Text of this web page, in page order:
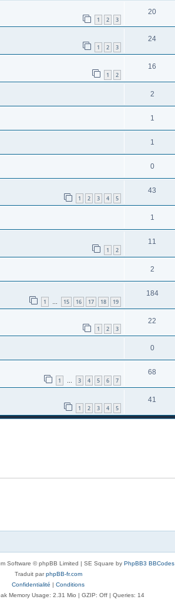
1 2 3
20
1 2 3
24
1 2
16
2
1
1
0
1 2 3 4 5
43
1
1 2
11
2
1 … 15 16 17 18 19
184
1 2 3
22
0
1 … 3 4 5 6 7
68
1 2 3 4 5
41
Software © phpBB Limited | SE Square by PhpBB3 BBCodes
Traduit parphpBB-fr.com
Confidentialité | Conditions
Memory Usage: 2.31 Mio | GZIP: Off | Queries: 14